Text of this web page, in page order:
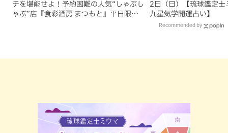
チを堪能せよ！予約困難の人気“しゃぶし
ゃぶ”店『食彩酒房 まつもと』平日限定
2日（日）【琉球鑑定士
九星気学開運占い】
Recommended by